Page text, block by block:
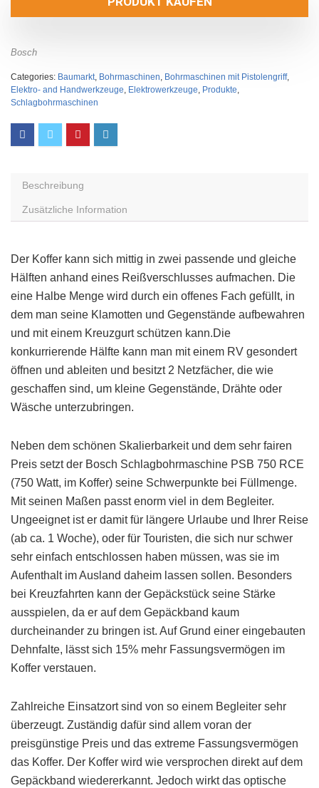
Bosch
Categories: Baumarkt, Bohrmaschinen, Bohrmaschinen mit Pistolengriff,
Elektro- and Handwerkzeuge, Elektrowerkzeuge, Produkte,
Schlagbohrmaschinen
Beschreibung
Zusätzliche Information
Der Koffer kann sich mittig in zwei passende und gleiche
Hälften anhand eines Reißverschlusses aufmachen. Die
eine Halbe Menge wird durch ein offenes Fach gefüllt, in
dem man seine Klamotten und Gegenstände aufbewahren
und mit einem Kreuzgurt schützen kann.Die
konkurrierende Hälfte kann man mit einem RV gesondert
öffnen und ableiten und besitzt 2 Netzfächer, die wie
geschaffen sind, um kleine Gegenstände, Drähte oder
Wäsche unterzubringen.
Neben dem schönen Skalierbarkeit und dem sehr fairen
Preis setzt der Bosch Schlagbohrmaschine PSB 750 RCE
(750 Watt, im Koffer) seine Schwerpunkte bei Füllmenge.
Mit seinen Maßen passt enorm viel in dem Begleiter.
Ungeeignet ist er damit für längere Urlaube und Ihrer Reise
(ab ca. 1 Woche), oder für Touristen, die sich nur schwer
sehr einfach entschlossen haben müssen, was sie im
Aufenthalt im Ausland daheim lassen sollen. Besonders
bei Kreuzfahrten kann der Gepäckstück seine Stärke
ausspielen, da er auf dem Gepäckband kaum
durcheinander zu bringen ist. Auf Grund einer eingebauten
Dehnfalte, lässt sich 15% mehr Fassungsvermögen im
Koffer verstauen.
Zahlreiche Einsatzort sind von so einem Begleiter sehr
überzeugt. Zuständig dafür sind allem voran der
preisgünstige Preis und das extreme Fassungsvermögen
das Koffer. Der Koffer wird wie versprochen direkt auf dem
Gepäckband wiedererkannt. Jedoch wirkt das optische